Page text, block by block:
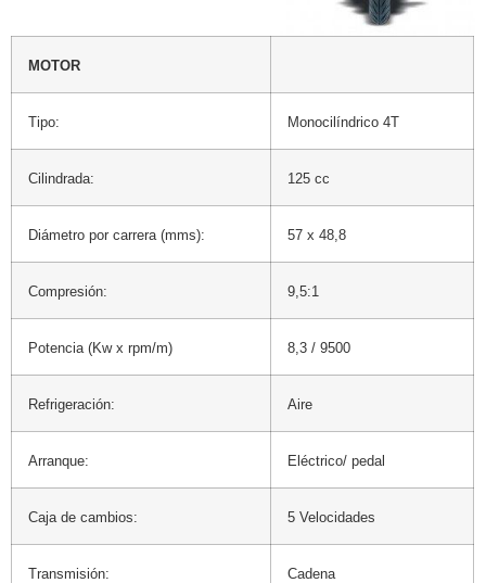
MOTOR
Tipo: Monocilíndrico 4T
Cilindrada: 125 cc
Diámetro por carrera (mms): 57 x 48,8
Compresión: 9,5:1
Potencia (Kw x rpm/m) 8,3 / 9500
Refrigeración: Aire
Arranque: Eléctrico/ pedal
Caja de cambios: 5 Velocidades
Transmisión: Cadena